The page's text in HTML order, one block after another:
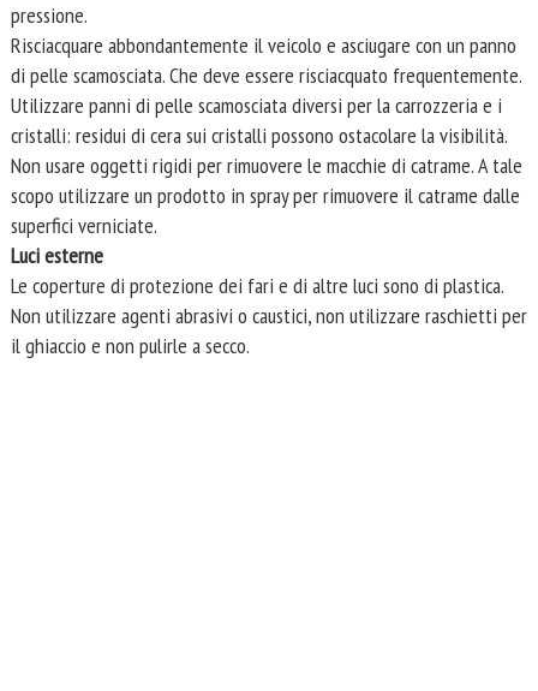
pressione.
Risciacquare abbondantemente il veicolo e asciugare con un panno
di pelle scamosciata. Che deve essere risciacquato frequentemente.
Utilizzare panni di pelle scamosciata diversi per la carrozzeria e i
cristalli: residui di cera sui cristalli possono ostacolare la visibilità.
Non usare oggetti rigidi per rimuovere le macchie di catrame. A tale
scopo utilizzare un prodotto in spray per rimuovere il catrame dalle
superfici verniciate.
Luci esterne
Le coperture di protezione dei fari e di altre luci sono di plastica.
Non utilizzare agenti abrasivi o caustici, non utilizzare raschietti per
il ghiaccio e non pulirle a secco.